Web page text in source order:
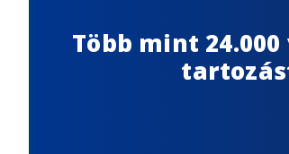
Több mint